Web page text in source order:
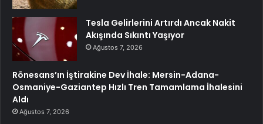
Tesla Gelirlerini Artırdı Ancak Nakit
Akışında Sıkıntı Yaşıyor
Ağustos 7, 2026
Rönesans’ın İştirakine Dev İhale: Mersin-Adana-
Osmaniye-Gaziantep Hızlı Tren Tamamlama İhalesini
Aldı
Ağustos 7, 2026